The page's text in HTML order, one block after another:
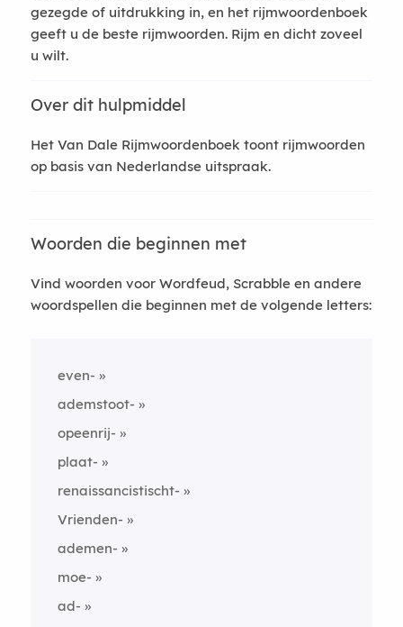
gezegde of uitdrukking in, en het rijmwoordenboek
geeft u de beste rijmwoorden. Rijm en dicht zoveel
u wilt.
Over dit hulpmiddel
Het Van Dale Rijmwoordenboek toont rijmwoorden
op basis van Nederlandse uitspraak.
Woorden die beginnen met
Vind woorden voor Wordfeud, Scrabble en andere
woordspellen die beginnen met de volgende letters:
even-
ademstoot-
opeenrij-
plaat-
renaissancistischt-
Vrienden-
ademen-
moe-
ad-